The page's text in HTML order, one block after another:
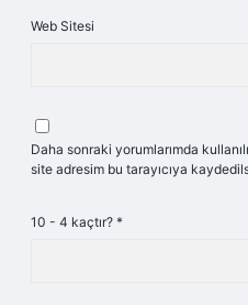
Web Sitesi
Daha sonraki yorumlarımda
site adresim bu tarayıcıya
10 - 4 kaçtır? *